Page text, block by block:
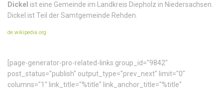
Dickel ist eine Gemeinde im Landkreis Diepholz in Niedersachsen.
Dickel ist Teil der Samtgemeinde Rehden.
de.wikipedia.org
[page-generator-pro-related-links group_id="9842"
post_status="publish" output_type="prev_next" limit="0"
columns="1" link_title="%title" link_anchor_title="%title"